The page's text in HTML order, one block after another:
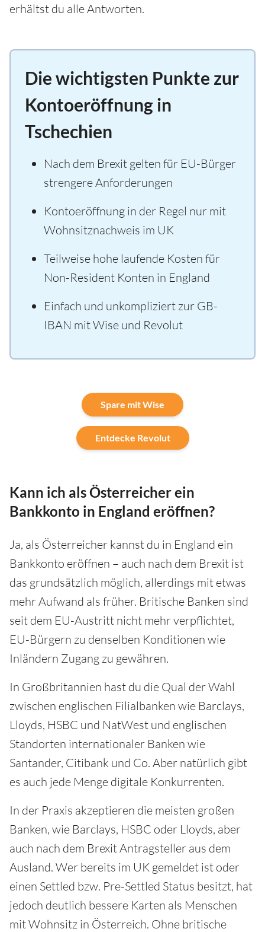
erhältst du alle Antworten.
Die wichtigsten Punkte zur
Kontoeröffnung in
Tschechien
Nach dem Brexit gelten für EU-Bürger
strengere Anforderungen
Kontoeröffnung in der Regel nur mit
Wohnsitznachweis im UK
Teilweise hohe laufende Kosten für
Non-Resident Konten in England
Einfach und unkompliziert zur GB-
IBAN mit Wise und Revolut
Spare mit Wise
Entdecke Revolut
Kann ich als Österreicher ein
Bankkonto in England eröffnen?
Ja, als Österreicher kannst du in England ein
Bankkonto eröffnen – auch nach dem Brexit ist
das grundsätzlich möglich, allerdings mit etwas
mehr Aufwand als früher. Britische Banken sind
seit dem EU-Austritt nicht mehr verpflichtet,
EU-Bürgern zu denselben Konditionen wie
Inländern Zugang zu gewähren.
In Großbritannien hast du die Qual der Wahl
zwischen englischen Filialbanken wie Barclays,
Lloyds, HSBC und NatWest und englischen
Standorten internationaler Banken wie
Santander, Citibank und Co. Aber natürlich gibt
es auch jede Menge digitale Konkurrenten.
In der Praxis akzeptieren die meisten großen
Banken, wie Barclays, HSBC oder Lloyds, aber
auch nach dem Brexit Antragsteller aus dem
Ausland. Wer bereits im UK gemeldet ist oder
einen Settled bzw. Pre-Settled Status besitzt, hat
jedoch deutlich bessere Karten als Menschen
mit Wohnsitz in Österreich. Ohne britische